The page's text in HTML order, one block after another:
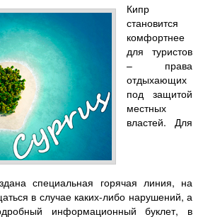
Кипр
становится
комфортнее
для туристов
– права
отдыхающих
под защитой
местных
властей. Для
специальная горячая линия, на
в случае каких-либо нарушений, а
информационный буклет, в